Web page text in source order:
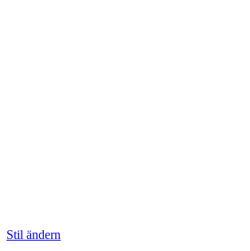
Stil ändern